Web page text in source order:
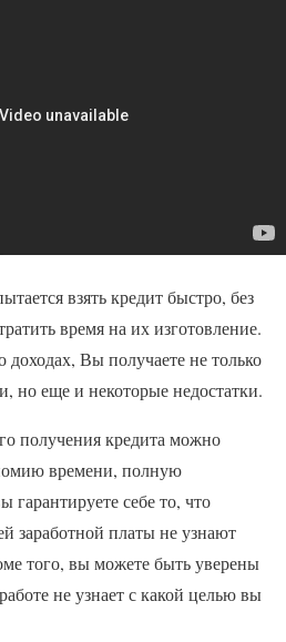
взять кредит быстро, без
время на их изготовление.
доходах, Вы получаете не только
но еще и некоторые недостатки.
получения кредита можно
времени, полную
гарантируете себе то, что
заработной платы не узнают
того, вы можете быть уверены
не узнает с какой целью вы